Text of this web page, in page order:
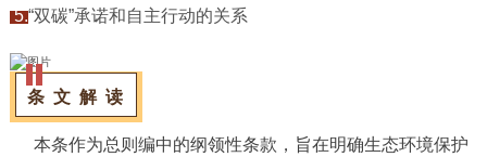
5.“双碳”承诺和自主行动的关系
条 文 解 读
本条作为总则编中的纲领性条款，旨在明确生态环境保护